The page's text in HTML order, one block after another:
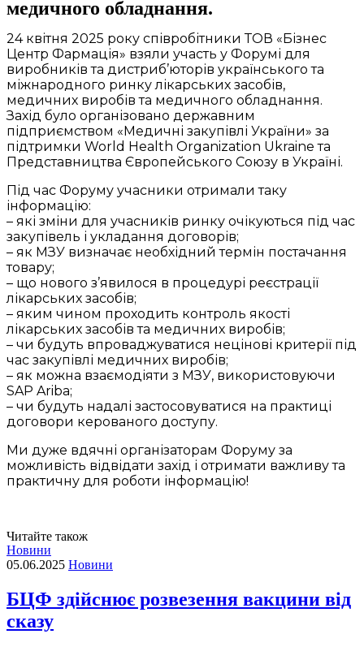
медичного обладнання.
24 квітня 2025 року співробітники ТОВ «Бізнес
Центр Фармація» взяли участь у Форумі для
виробників та дистриб’юторів українського та
міжнародного ринку лікарських засобів,
медичних виробів та медичного обладнання.
Захід було організовано державним
підприємством «Медичні закупівлі України» за
підтримки World Health Organization Ukraine та
Представництва Європейського Союзу в Україні.
Під час Форуму учасники отримали таку
інформацію:
– які зміни для учасників ринку очікуються під час
закупівель і укладання договорів;
– як МЗУ визначає необхідний термін постачання
товару;
– що нового з’явилося в процедурі реєстрації
лікарських засобів;
– яким чином проходить контроль якості
лікарських засобів та медичних виробів;
– чи будуть впроваджуватися нецінові критерії під
час закупівлі медичних виробів;
– як можна взаємодіяти з МЗУ, використовуючи
SAP Ariba;
– чи будуть надалі застосовуватися на практиці
договори керованого доступу.
Ми дуже вдячні організаторам Форуму за
можливість відвідати захід і отримати важливу та
практичну для роботи інформацію!
Читайте також
Новини
05.06.2025 Новини
БЦФ здійснює розвезення вакцини від
сказу